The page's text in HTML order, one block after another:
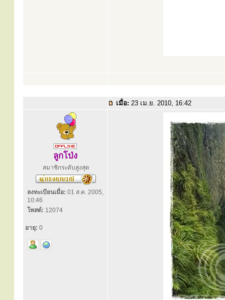
เมื่อ: 23 เม.ย. 2010, 16:42
ลูกโป่ง
สมาชิกระดับสูงสุด
ลงทะเบียนเมื่อ: 01 ส.ค. 2005,
10:46
โพสต์: 12074
อายุ: 0